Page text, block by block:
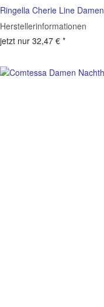
Ringella Cherie Line
Herstellerinformationen
jetzt nur 32,47 € *